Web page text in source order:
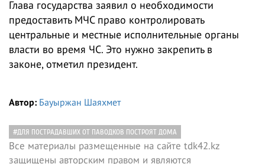
Глава государства заявил о необходимости
предоставить МЧС право контролировать
центральные и местные исполнительные органы
власти во время ЧС. Это нужно закрепить в
законе, отметил президент.
Автор: Бауыржан Шаяхмет
#ДЛЯ ПОСТРАДАВШИХ ОТ ПАВОДКОВ ПОСТРОЯТ ДОМА
Все материалы размещенные на сайте tdk42.kz
защищены авторским правом и являются